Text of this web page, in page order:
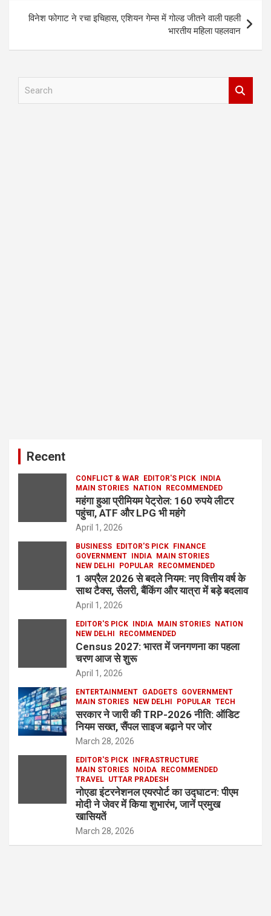
विनेश फोगाट ने रचा इचिहास, एशियन गेम्स में गोल्ड जीतने वाली पहली
भारतीय महिला पहलवान
Recent
CONFLICT & WAR EDITOR'S PICK
INDIA
MAIN STORIES
NATION RECOMMENDED
महंगा हुआ प्रीमियम पेट्रोल: 160 रुपये लीटर
पहुंचा, ATF और LPG भी महंगे
April 1, 2026
BUSINESS EDITOR'S PICK
FINANCE
GOVERNMENT
INDIA
MAIN STORIES
NEW DELHI
POPULAR RECOMMENDED
1 अप्रैल 2026 से बदले नियम: नए वित्तीय वर्ष के
साथ टैक्स, सैलरी, बैंकिंग और यात्रा में बड़े बदलाव
April 1, 2026
EDITOR'S PICK INDIA MAIN STORIES
NATION
NEW DELHI
RECOMMENDED
Census 2027: भारत में जनगणना का पहला
चरण आज से शुरू
April 1, 2026
ENTERTAINMENT GADGETS GOVERNMENT
MAIN STORIES
NEW DELHI POPULAR TECH
सरकार ने जारी की TRP-2026 नीति: ऑडिट
नियम सख्त, सैंपल साइज बढ़ाने पर जोर
March 28, 2026
EDITOR'S PICK
INFRASTRUCTURE
MAIN STORIES
NOIDA
RECOMMENDED
TRAVEL UTTAR PRADESH
नोएडा इंटरनेशनल एयरपोर्ट का उद्घाटन: पीएम
मोदी ने जेवर में किया शुभारंभ, जानें प्रमुख
खासियतें
March 28, 2026